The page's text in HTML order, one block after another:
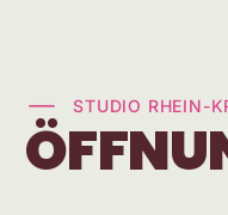
STUDIO RHEIN-